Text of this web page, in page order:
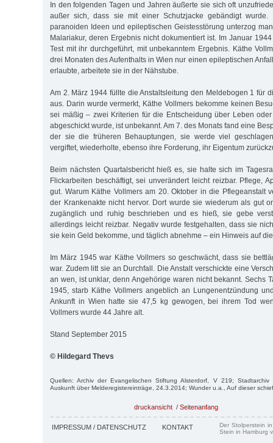
In den folgenden Tagen und Jahren äußerte sie sich oft
außer sich, dass sie mit einer Schutzjacke gebändigt wurde.
paranoiden Ideen und epileptischen Geistesstörung unterzog
Malariakur, deren Ergebnis nicht dokumentiert ist. Im Januar
Test mit ihr durchgeführt, mit unbekanntem Ergebnis. Käthe
drei Monaten des Aufenthalts in Wien nur einen epileptischen
erlaubte, arbeitete sie in der Nähstube.
Am 2. März 1944 füllte die Anstaltsleitung den Meldebogen 1 für
aus. Darin wurde vermerkt, Käthe Vollmers bekomme keinen
sei mäßig – zwei Kriterien für die Entscheidung über Leben
abgeschickt wurde, ist unbekannt. Am 7. des Monats fand eine
der sie die früheren Behauptungen, sie werde viel
vergiftet, wiederholte, ebenso ihre Forderung, ihr Eigentum
Beim nächsten Quartalsbericht hieß es, sie halte sich im
Flickarbeiten beschäftigt, sei unverändert leicht reizbar. Pflege,
gut. Warum Käthe Vollmers am 20. Oktober in die Pflegeanstalt
der Krankenakte nicht hervor. Dort wurde sie wiederum als gut
zugänglich und ruhig beschrieben und es hieß, sie gebe
allerdings leicht reizbar. Negativ wurde festgehalten, dass sie
sie kein Geld bekomme, und täglich abnehme – ein Hinweis auf
Im März 1945 war Käthe Vollmers so geschwächt, dass sie
war. Zudem litt sie an Durchfall. Die Anstalt verschickte eine
an wen, ist unklar, denn Angehörige waren nicht bekannt. Sechs
1945, starb Käthe Vollmers angeblich an Lungenentzündung
Ankunft in Wien hatte sie 47,5 kg gewogen, bei ihrem Tod
Vollmers wurde 44 Jahre alt.
Stand September 2015
© Hildegard Thevs
Quellen: Archiv der Evangelischen Stiftung Alsterdorf, V 219; Stadtarchiv
Auskunft über Melderegistereinträge, 24.3.2014; Wunder u.a., Auf dieser
druckansicht / Seitenanfang
IMPRESSUM / DATENSCHUTZ KONTAKT
Der Stolperstein
Stein in Hamburg